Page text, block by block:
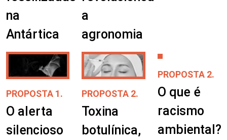
na
Antártica
a
agronomia
PROPOSTA 1.
O alerta
silencioso
PROPOSTA 2.
Toxina
botulínica,
PROPOSTA 2.
O que é
racismo
ambiental?